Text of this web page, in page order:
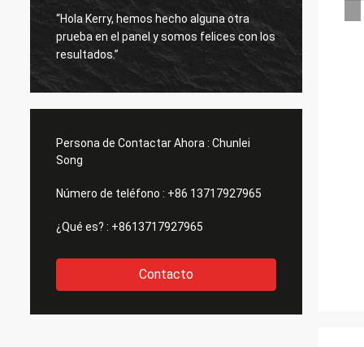
“Hola Kerry, hemos hecho alguna otra
prueba en el panel y somos felices con los
resultados.”
Persona de Contactar Ahora : Chunlei
Song
Número de teléfono : +86 13717927965
¿Qué es? : +8613717927965
Contacto